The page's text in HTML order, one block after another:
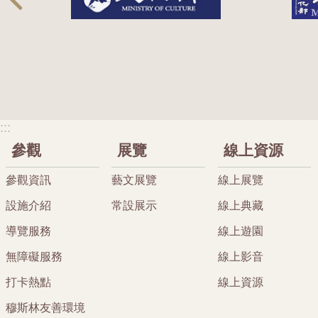
:::
參觀
參觀資訊
設施介紹
導覽服務
無障礙服務
打卡熱點
穆斯林友善環境
展覽
藝文展覽
常設展示
線上資源
線上展覽
線上典藏
線上遊園
線上影音
線上資源